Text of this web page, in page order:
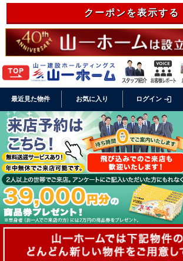
クーポンを表示する
最近見た物件 お気に入り ログイン login